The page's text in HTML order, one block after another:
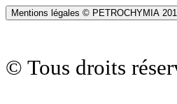
Mentions légales © PETROCHYMIA
© Tous droits